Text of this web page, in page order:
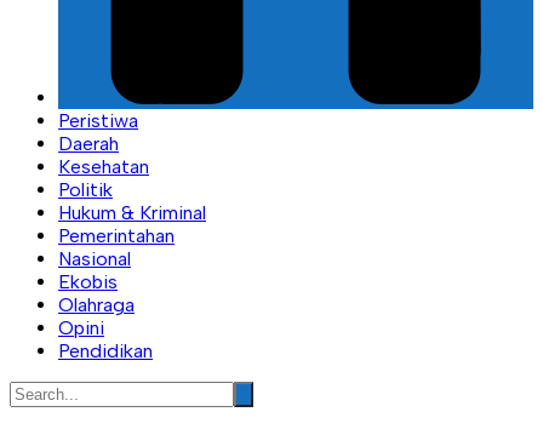
Peristiwa
Daerah
Kesehatan
Politik
Hukum & Kriminal
Pemerintahan
Nasional
Ekobis
Olahraga
Opini
Pendidikan